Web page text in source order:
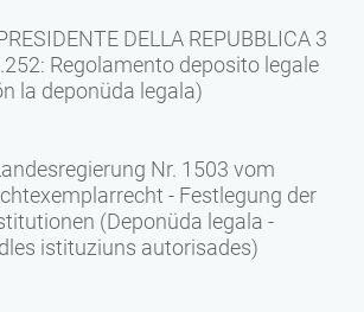
DELLA REPUBBLICA 3
Regolamento deposito legale
la deponüda legala)
Nr. 1503 vom
- Festlegung der
(Deponüda legala -
istituziuns autorisades)